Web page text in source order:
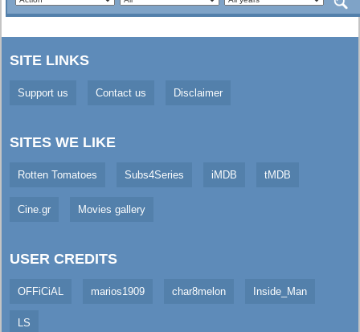
SITE LINKS
Support us Contact us Disclaimer
SITES WE LIKE
Rotten Tomatoes Subs4Series iMDB tMDB
Cine.gr Movies gallery
USER CREDITS
OFFiCiAL marios1909 char8melon Inside_Man
LS